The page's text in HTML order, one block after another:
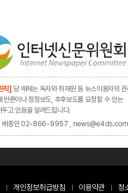
칙] 당 매체는 독자와 취재원 등 뉴스이용자의 권
반론이나 정정보도, 추후보도를 요청할 수 있는
두고 있음을 알려드립니다.
배종인 02-866-9957 , news@e4ds.com
개인정보취급방침 이용약관
청